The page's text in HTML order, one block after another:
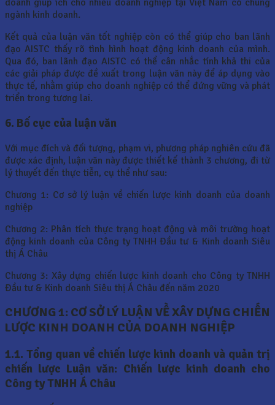
doanh giúp ích cho nhiều doanh nghiệp tại Việt Nam có chung
ngành kinh doanh.
Kết quả của luận văn tốt nghiệp còn có thể giúp cho ban lãnh
đạo AISTC thấy rõ tình hình hoạt động kinh doanh của mình.
Qua đó, ban lãnh đạo AISTC có thể cân nhắc tính khả thi của
các giải pháp được đề xuất trong luận văn này để áp dụng vào
thực tế, nhằm giúp cho doanh nghiệp có thể đứng vững và phát
triển trong tương lai.
6. Bố cục của luận văn
Với mục đích và đối tượng, phạm vi, phương pháp nghiên cứu đã
được xác định, luận văn này được thiết kế thành 3 chương, đi từ
lý thuyết đến thực tiễn, cụ thể như sau:
Chương 1: Cơ sở lý luận về chiến lược kinh doanh của doanh
nghiệp
Chương 2: Phân tích thực trạng hoạt động và môi trường hoạt
động kinh doanh của Công ty TNHH Đầu tư & Kinh doanh Siêu
thị Á Châu
Chương 3: Xây dựng chiến lược kinh doanh cho Công ty TNHH
Đầu tư & Kinh doanh Siêu thị Á Châu đến năm 2020
CHƯƠNG 1: CƠ SỞ LÝ LUẬN VỀ XÂY DỰNG CHIẾN
LƯỢC KINH DOANH CỦA DOANH NGHIỆP
1.1. Tổng quan về chiến lược kinh doanh và quản trị
chiến lược Luận văn: Chiến lược kinh doanh cho
Công ty TNHH Á Châu